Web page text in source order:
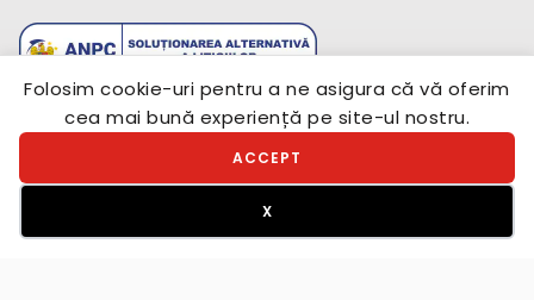
Folosim cookie-uri pentru a ne asigura că vă oferim
cea mai bună experiență pe site-ul nostru.
ACCEPT
X